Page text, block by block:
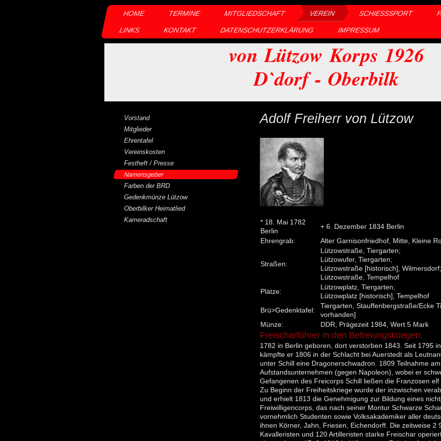
HOME TERMINE MITGLIEDSCHAFT VEREIN SCHIESSSPORT
LINKS KONTAKT DATENSCHUTZERKLÄRUNG IMPRESSUM
von Lützow Korps 1926
D`dorf - Oberbilk
Adolf Freiherr von Lützow
* 18. Mai 1782
Berlin
+ 6. Dezember 1834 Berlin
Ehrengrab:
Alter Garnisonfriedhof, Mitte, Kleine
Straßen:
Lützowstraße, Tiergarten;
Lützowufer, Tiergarten;
Lützowstraße [historisch], Wilmersdorf;
Lützowstraße, Tempelhof
Plätze:
Lützowplatz, Tiergarten;
Lützowplatz [historisch], Tempelhof
Brü>Gedenktafel:
Tiergarten, Stauffenbergstraße/Ecke
vorhanden]
Münze:
DDR, Prägezeit 1984, Wert 5 Mark
Freischarführer in den Befreiungskriegen.
1782 in Berlin geboren, dort verstorben 1843. Seit 1795
kämpfte er 1806 in der Schlacht bei Auerstedt als
unter Schill eine Dragonerschwadron. 1809 Teilnahme
Aufstandsunternehmen (gegen Napoleon), wobei er
Gefangenen des Freicorps Schill ließen die Franzosen elf
Zu Beginn der Freiheitskriege wurde der inzwischen
und erhielt 1813 die Genehmigung zur Bildung eines
Freiwilligencorps, das nach seiner Montur Schwarze
vornehmlich Studenten sowie Volksakademiker aller
ihnen Körner, Jahn, Friesen, Eichendorff. Die zeitweise 2
Kavalleristen und 120 Artilleristen starke Freischar
Vorstand
Mitglieder
Ehrentafel
Vereinskosten
Festheft / Presse
Namensgeber
Farben der BRD
Gedenkmünze Lützow
Oberbilker Heimatlied
Kameradschaft